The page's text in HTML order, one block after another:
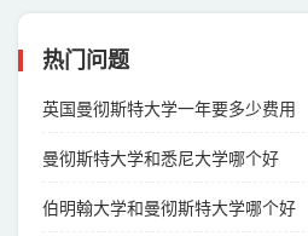
热门问题
英国曼彻斯特大学一年要多少费用
曼彻斯特大学和悉尼大学哪个好
伯明翰大学和曼彻斯特大学哪个好